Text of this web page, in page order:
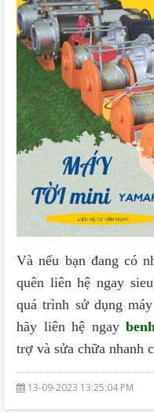
Và nếu bạn đang có
quên liên hệ ngay
quá trình sử dụng
hãy liên hệ ngay
trợ và sửa chữa nhanh
13-09-2023 13:25:04 PM